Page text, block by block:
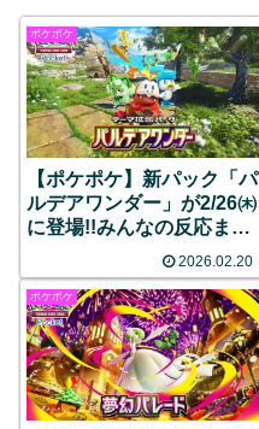
ポケポケ
【ポケポケ】新パック「パ
ルデアワンダー」が2/26㈭
に登場!!みんなの反応まと
2026.02.20
ポケポケ